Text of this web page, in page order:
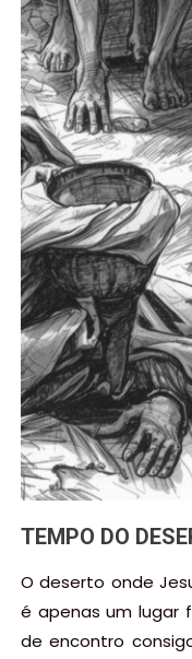
TEMPO DO
O deserto onde
é apenas um lugar
de encontro